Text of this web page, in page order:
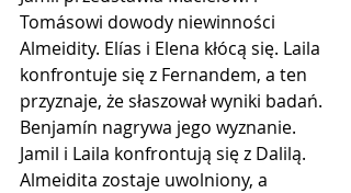
Tomásowi dowody niewinności
Almeidity. Elías i Elena kłócą się. Laila
konfrontuje się z Fernandem, a ten
przyznaje, że słaszował wyniki badań.
Benjamín nagrywa jego wyznanie.
Jamil i Laila konfrontują się z Dalilą.
Almeidita zostaje uwolniony, a